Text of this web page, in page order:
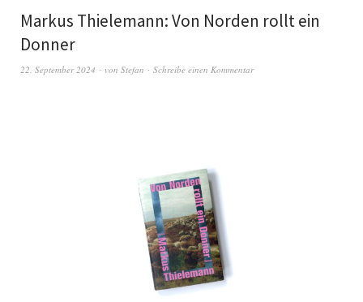
Markus Thielemann: Von Norden rollt ein
Donner
22. September 2024 von Stefan Schreibe einen Kommentar